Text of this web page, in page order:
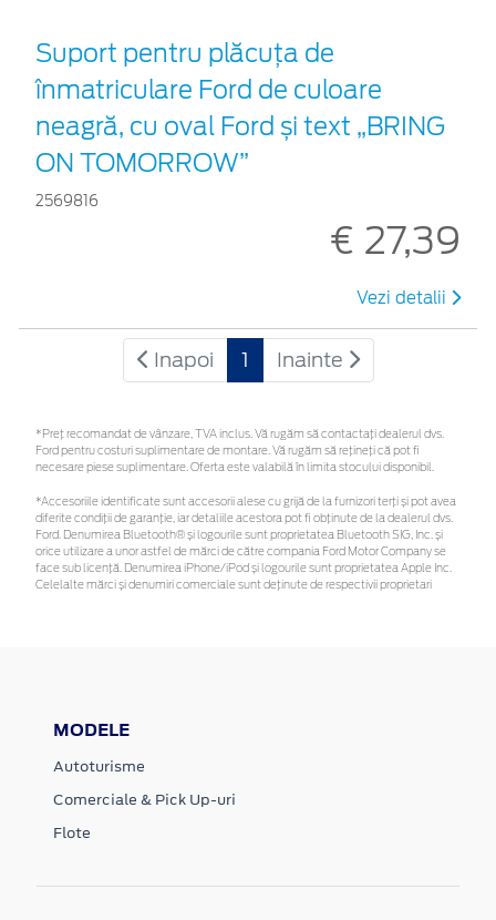
Suport pentru plăcuța de
înmatriculare Ford de culoare
neagră, cu oval Ford și text „BRING
ON TOMORROW”
2569816
€ 27,39
Vezi detalii
Inapoi 1 Inainte
*Preţ recomandat de vânzare, TVA inclus. Vă rugăm să contactaţi dealerul dvs.
Ford pentru costuri suplimentare de montare. Vă rugăm să rețineți că pot fi
necesare piese suplimentare. Oferta este valabilă în limita stocului disponibil.
*Accesoriile identificate sunt accesorii alese cu grijă de la furnizori terți și pot avea
diferite condiții de garanție, iar detaliile acestora pot fi obținute de la dealerul dvs.
Ford. Denumirea Bluetooth® și logourile sunt proprietatea Bluetooth SIG, Inc. și
orice utilizare a unor astfel de mărci de către compania Ford Motor Company se
face sub licență. Denumirea iPhone/iPod și logourile sunt proprietatea Apple Inc.
Celelalte mărci și denumiri comerciale sunt deținute de respectivii proprietari
MODELE
Autoturisme
Comerciale & Pick Up-uri
Flote